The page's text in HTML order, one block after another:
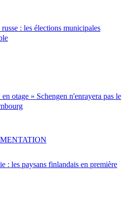
: les élections municipales
otage » Schengen n'enrayera pas le
: les paysans finlandais en première